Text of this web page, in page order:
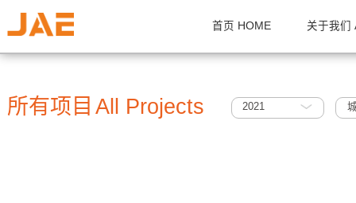
首页 HOME 关
所有项目 All Projects 2021